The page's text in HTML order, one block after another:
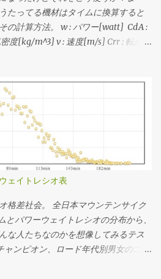
きの平均的なケイデンスにおけるギ
で、手持ちのスプロケットで合致す
速度分布の最小値と最大値に収まっ
ージ個人TTみたく絶対チェーン落ち
50Tのままで収まるようなギアを選ん
ら速度を求める場...
ていますが、グラフ自体はJavaScript
ブに値を見ることができますし、必
ドを弄ってみることもできますで
す。ちなみにライダーの体重がもっ
小さくなり、ライダーのパワーウェ
く走れるようになります。逆に言う
体重が小さい方が効く。その辺をま
たってる機材はタイムに換算すると
の計算方法。 w : パワー[watt] CdA :
度[kg/m^3] v : 速度[m/s] Crr : 転がり
を変形) CdA = (w - Crr・m・g・v) /
から終端速度を求める式(1を三次方程
= 0.5 ・p ・CdA c = m ・g ・Crr d =
27・a^2・d + 3・a・√(3・(27・
3) + |(4・(-27・a^2・d - 3・a・√(3・
3) ・-1) それぞれこの3つの式で
を想定。 例えば、大気密度
、g=9.81m/s^2の状況におい
s(40km/h)で走る必要なパワーは1の
11.11^3 + 0.004・65・9.81・11.11 w =
h)で209.07Wで走行時のCdAは2
・65・9.81・11.11)/(0.5・1.226・
ェイトレシオ表
格差社会。 全日本マウンテンサイク
とパワーウェイトレシオの分布から、
な人たちなのかを想像してみるテス
ンピオン、ロード年代別男女のゴー